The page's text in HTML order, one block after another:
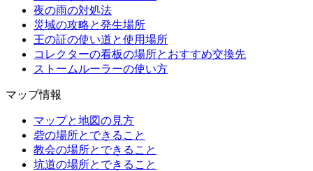
夜の雨の対処法
災域の攻略と発生場所
王の証の使い道と使用場所
コレクターの看板の場所とおすすめ交換先
ストームルーラーの使い方
マップ情報
マップと地図の見方
砦の場所とできること
教会の場所とできること
坑道の場所とできること